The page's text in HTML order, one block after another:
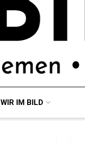
WIR IM BILD